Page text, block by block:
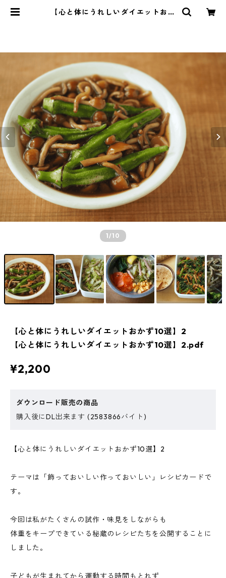
【心と体にうれしいダイエットおか
1/10
【心と体にうれしいダイエットおかず10選】2
【心と体にうれしいダイエットおかず10選】2.pdf
¥2,200
ダウンロード販売の商品
購入後にDL出来ます (2583866バイト)
【心と体にうれしいダイエットおかず10選】2
テーマは「飾っておいしい作っておいしい」レシピカードで
す。
今回は私がたくさんの試作・味見をしながらも
体重をキープできている秘蔵のレシピたちを公開することに
しました。
子どもが生まれてから運動する時間もとれず